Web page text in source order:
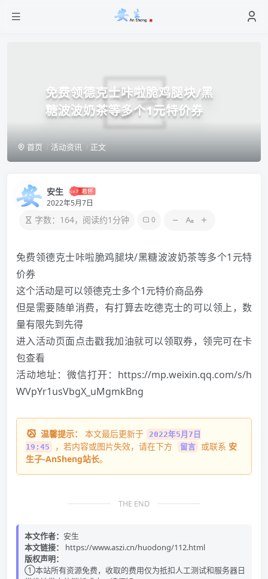
免费领德克士咔啦脆鸡腿块/黑
糖波波奶茶等多个1元特价券
首页 活动资讯 正文
安生
2022年5月7日
字数：164，阅读约1分钟 0
免费领德克士咔啦脆鸡腿块/黑糖波波奶茶等多个1元特
价券
这个活动是可以领德克士多个1元特价商品券
但是需要随单消费，有打算去吃德克士的可以领上，数
量有限先到先得
进入活动页面点击戳我加油就可以领取券，领完可在卡
包查看
活动地址：微信打开： https://mp.weixin.qq.com/s/h
WVpYr1usVbgX_uMgmkBng
温馨提示： 本文最后更新于
2022年5月7日
19:45
，若内容或图片失效，请在下方 留言 或联系 安
生子-AnSheng站长。
THE END
本文作者： 安生
本文链接：
https://www.aszi.cn/huodong/112.html
版权声明：
①本站所有资源免费，收取的费用仅为抵扣人工测试和服务器日